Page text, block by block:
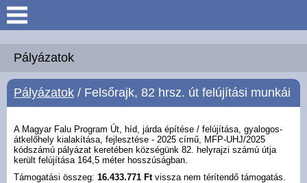
Keresés
Köszöntő
Hírek
Felsőrajk
Polgármesteri Hivatal
Pályázatok
Pályázatok / Felsőrajk, 82 hrsz. út felújítási munkái
A Magyar Falu Program Út, híd, járda építése / felújítása, gyalogos-
átkelőhely kialakítása, fejlesztése - 2025 című, MFP-UHJ/2025
kódszámú pályázat keretében községünk 82. helyrajzi számú útja
került felújítása 164,5 méter hosszúságban.
Támogatási összeg: 16.433.771 Ftvissza nem térítendő támogatás.